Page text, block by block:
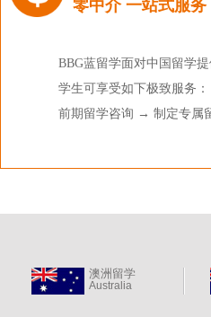
零中介 一站式服务
BBG蓝留学面对中国留学
学生可享受如下极致服务：
前期留学咨询 → 制定专
澳洲留学
Australia